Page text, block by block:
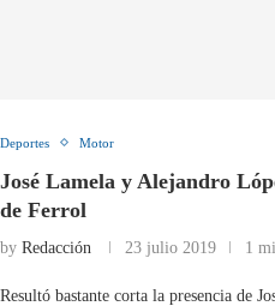
Deportes Motor
José Lamela y Alejandro
de Ferrol
by Redacción 23 julio 2019 1
Resultó bastante corta la presencia de